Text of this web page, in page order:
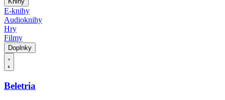
E-knihy
Audioknihy
Hry
Filmy
Doplnky
Beletria